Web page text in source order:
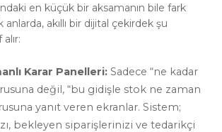
en küçük bir aksamanın bile fark
akıllı bir dijital çekirdek şu
Karar Panelleri: Sadece “ne kadar
değil, “bu gidişle stok ne zaman
yanıt veren ekranlar. Sistem;
bekleyen siparişlerinizi ve tedarikçi